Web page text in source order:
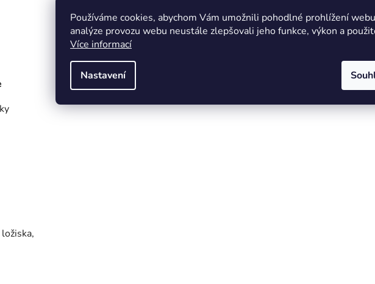
Používáme cookies, abychom Vám umožnili pohodlné prohlížení
analýze provozu webu neustále zlepšovali jeho funkce, výkon a
Více informací
Nastavení